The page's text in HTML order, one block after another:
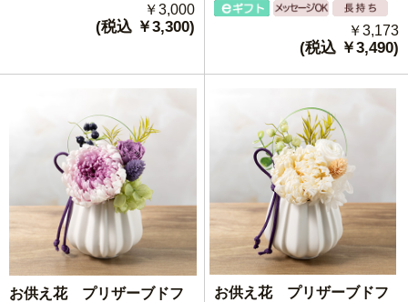
￥3,000
(税込 ￥3,300) ￥3,173
(税込 ￥3,490)
お供え花 プリザーブドフ
お供え花 プリザーブドフ